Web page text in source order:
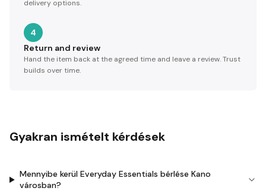
delivery options.
4
Return and review
Hand the item back at the agreed time and leave a review. Trust
builds over time.
Gyakran ismételt kérdések
Mennyibe kerül Everyday Essentials bérlése Kano
városban?